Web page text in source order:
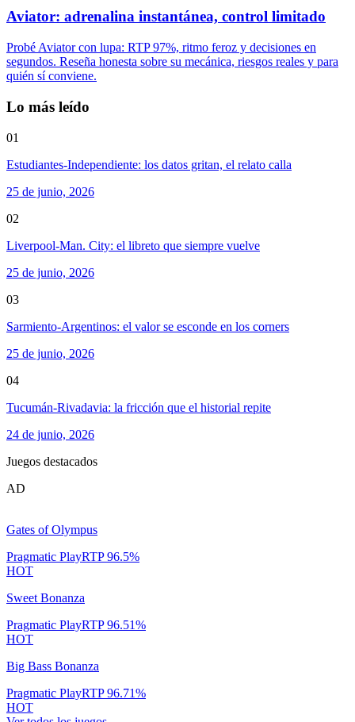
Aviator: adrenalina instantánea, control limitado
Probé Aviator con lupa: RTP 97%, ritmo feroz y decisiones en
segundos. Reseña honesta sobre su mecánica, riesgos reales y para
quién sí conviene.
Lo más leído
01
Estudiantes-Independiente: los datos gritan, el relato calla
25 de junio, 2026
02
Liverpool-Man. City: el libreto que siempre vuelve
25 de junio, 2026
03
Sarmiento-Argentinos: el valor se esconde en los corners
25 de junio, 2026
04
Tucumán-Rivadavia: la fricción que el historial repite
24 de junio, 2026
Juegos destacados
AD
Gates of Olympus
Pragmatic PlayRTP96.5%
HOT
Sweet Bonanza
Pragmatic PlayRTP96.51%
HOT
Big Bass Bonanza
Pragmatic PlayRTP96.71%
HOT